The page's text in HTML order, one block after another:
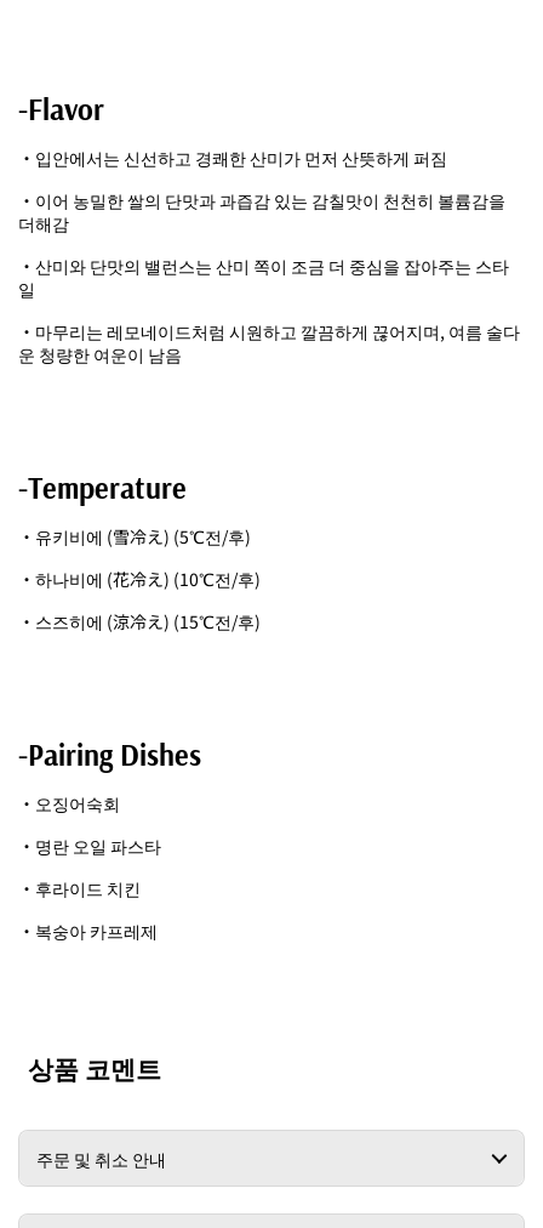
-Flavor
・입안에서는 신선하고 경쾌한 산미가 먼저 산뜻하게 퍼짐
・이어 농밀한 쌀의 단맛과 과즙감 있는 감칠맛이 천천히 볼륨감을
더해감
・산미와 단맛의 밸런스는 산미 쪽이 조금 더 중심을 잡아주는 스타
일
・마무리는 레모네이드처럼 시원하고 깔끔하게 끊어지며, 여름 술다
운 청량한 여운이 남음
-Temperature
・유키비에 (雪冷え) (5℃전/후)
・하나비에 (花冷え) (10℃전/후)
・스즈히에 (涼冷え) (15℃전/후)
-Pairing Dishes
・오징어숙회
・명란 오일 파스타
・후라이드 치킨
・복숭아 카프레제
상품 코멘트
주문 및 취소 안내